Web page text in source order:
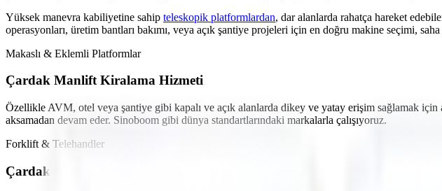
Yüksek manevra kabiliyetine sahip teleskopik platformlardan, dar alanlarda rahatça hareket
operasyonları, üretim bantları bakımı, veya açık şantiye projeleri için en doğru makine seçimi,
Makaslı & Eklemli Platformlar
Çardak Manlift Kiralama Hizmeti
Özellikle AVM, otel veya şantiye gibi kapalı ve açık alanlarda dikey ve yatay erişim sağlamak
aksamadan devam eder. Sinoboom gibi dünya standartlarındaki markalarla çalışıyoruz.
Forklift & Telehandler
Çardak